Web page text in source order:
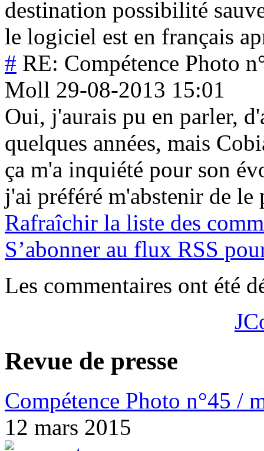
destination possibilité
le logiciel est en français
# RE: Compétence Photo
Moll 29-08-2013 15:01
Oui, j'aurais pu en parler,
quelques années, mais
ça m'a inquiété pour son
j'ai préféré m'abstenir de le
Rafraîchir la liste des
S’abonner au flux RSS
Les commentaires ont été
Revue de presse
Compétence Photo n°45 /
12 mars 2015